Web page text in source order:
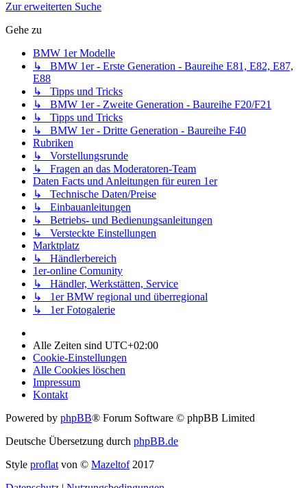
Zur erweiterten Suche
Gehe zu
BMW 1er Modelle
↳ BMW 1er - Erste Generation - Baureihe E81, E82, E87,
E88
↳ Tipps und Tricks
↳ BMW 1er - Zweite Generation - Baureihe F20/F21
↳ Tipps und Tricks
↳ BMW 1er - Dritte Generation - Baureihe F40
Rubriken
↳ Vorstellungsrunde
↳ Fragen an das Moderatoren-Team
Daten Facts und Anleitungen für euren 1er
↳ Technische Daten/Preise
↳ Einbauanleitungen
↳ Betriebs- und Bedienungsanleitungen
↳ Versteckte Einstellungen
Marktplatz
↳ Händlerbereich
1er-online Comunity
↳ Händler, Werkstätten, Service
↳ 1er BMW regional und überregional
↳ 1er Fotogalerie
Alle Zeiten sind UTC+02:00
Cookie-Einstellungen
Alle Cookies löschen
Impressum
Kontakt
Powered by phpBB® Forum Software © phpBB Limited
Deutsche Übersetzung durch phpBB.de
Style proflatvon © Mazeltof2017